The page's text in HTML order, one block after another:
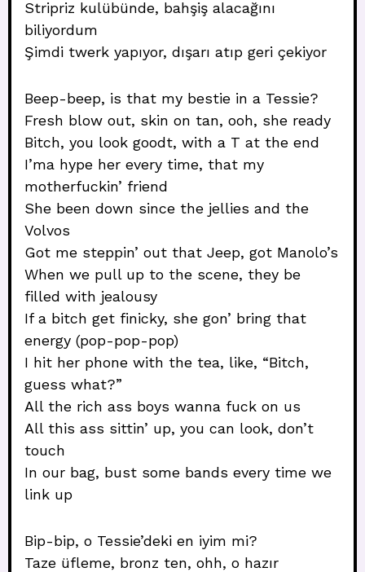
Stripriz kulübünde, bahşiş alacağını
biliyordum
Şimdi twerk yapıyor, dışarı atıp geri çekiyor
Beep-beep, is that my bestie in a Tessie?
Fresh blow out, skin on tan, ooh, she ready
Bitch, you look goodt, with a T at the end
I’ma hype her every time, that my
motherfuckin’ friend
She been down since the jellies and the
Volvos
Got me steppin’ out that Jeep, got Manolo’s
When we pull up to the scene, they be
filled with jealousy
If a bitch get finicky, she gon’ bring that
energy (pop-pop-pop)
I hit her phone with the tea, like, “Bitch,
guess what?”
All the rich ass boys wanna fuck on us
All this ass sittin’ up, you can look, don’t
touch
In our bag, bust some bands every time we
link up
Bip-bip, o Tessie’deki en iyim mi?
Taze üfleme, bronz ten, ohh, o hazır